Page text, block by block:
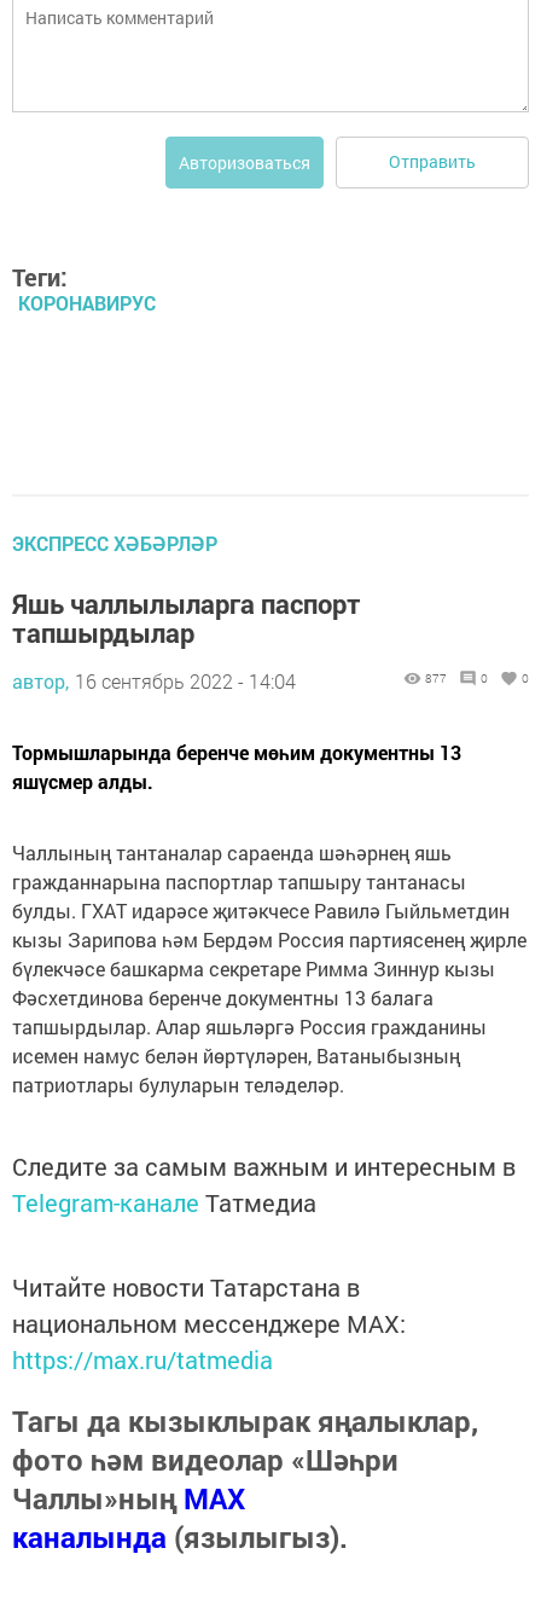
Авторизоваться Отправить
Теги:
КОРОНАВИРУС
ЭКСПРЕСС ХӘБӘРЛӘР
Яшь чаллылыларга паспорт
тапшырдылар
автор, 16 сентябрь 2022 - 14:04 877 0 0
Тормышларында беренче мөһим документны 13
яшүсмер алды.
Чаллының тантаналар сараенда шәһәрнең яшь
гражданнарына паспортлар тапшыру тантанасы
булды. ГХАТ идарәсе җитәкчесе Равилә Гыйльметдин
кызы Зарипова һәм Бердәм Россия партиясенең җирле
бүлекчәсе башкарма секретаре Римма Зиннур кызы
Фәсхетдинова беренче документны 13 балага
тапшырдылар. Алар яшьләргә Россия гражданины
исемен намус белән йөртүләрен, Ватаныбызның
патриотлары булуларын теләделәр.
Следите за самым важным и интересным в
Telegram-канале Татмедиа
Читайте новости Татарстана в
национальном мессенджере MАХ:
https://max.ru/tatmedia
Тагы да кызыклырак яңалыклар,
фото һәм видеолар «Шәһри
Чаллы»ныңMAX
каналында (язылыгыз).